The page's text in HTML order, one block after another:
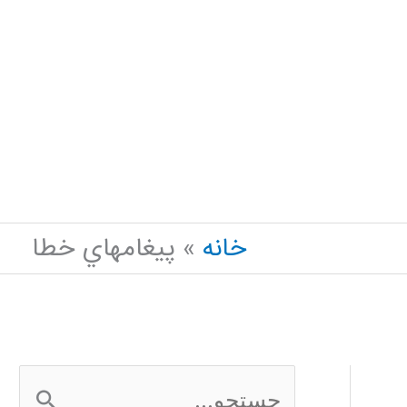
خانه
پيغامهاي خطا